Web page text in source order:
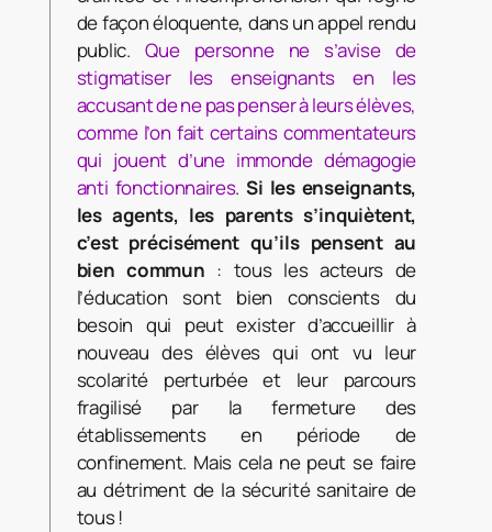
de façon éloquente, dans un appel rendu
public.Que personne ne s’avise de
stigmatiser les enseignants en les
accusant de ne pas penser à leurs élèves,
comme l’on fait certains commentateurs
qui jouent d’une immonde démagogie
anti fonctionnaires.Si les enseignants,
les agents, les parents s’inquiètent,
c’est précisément qu’ils pensent au
bien commun : tous les acteurs de
l’éducation sont bien conscients du
besoin qui peut exister d’accueillir à
nouveau des élèves qui ont vu leur
scolarité perturbée et leur parcours
fragilisé par la fermeture des
établissements en période de
confinement. Mais cela ne peut se faire
au détriment de la sécurité sanitaire de
tous !